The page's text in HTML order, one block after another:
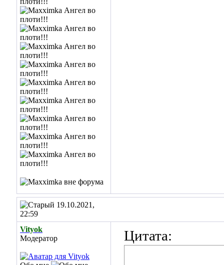
19.10.2021,
22:59
Vityok
Модератор
Цитата: